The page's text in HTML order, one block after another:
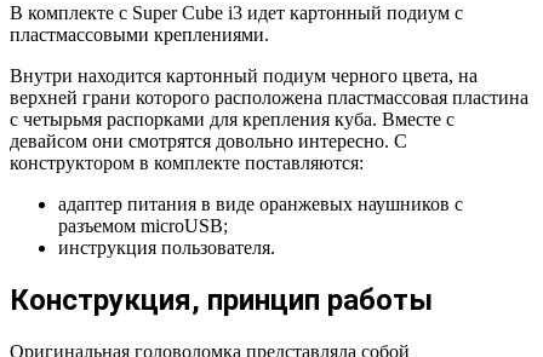
В комплекте с Super Cube i3 идет картонный подиум с
пластмассовыми креплениями.
Внутри находится картонный подиум черного цвета, на
верхней грани которого расположена пластмассовая пластина
с четырьмя распорками для крепления куба. Вместе с
девайсом они смотрятся довольно интересно. С
конструктором в комплекте поставляются:
адаптер питания в виде оранжевых наушников с
разъемом microUSB;
инструкция пользователя.
Конструкция, принцип работы
Оригинальная головоломка представляла собой